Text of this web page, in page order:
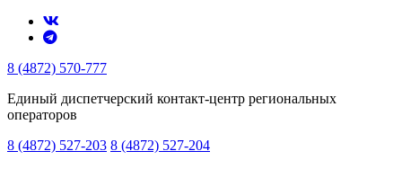
8 (4872) 570-777
Единый диспетчерский контакт-центр региональных
операторов
8 (4872) 527-203 8 (4872) 527-204